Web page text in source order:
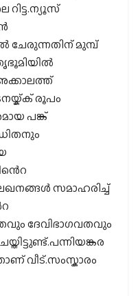
ചേരുന്നതിന് മുമ്പ്
രൂപം
പങ്ക്
സമാഹരിച്ച്
ദേവിഭാഗവതവും
വീട്.സംസ്കാരം